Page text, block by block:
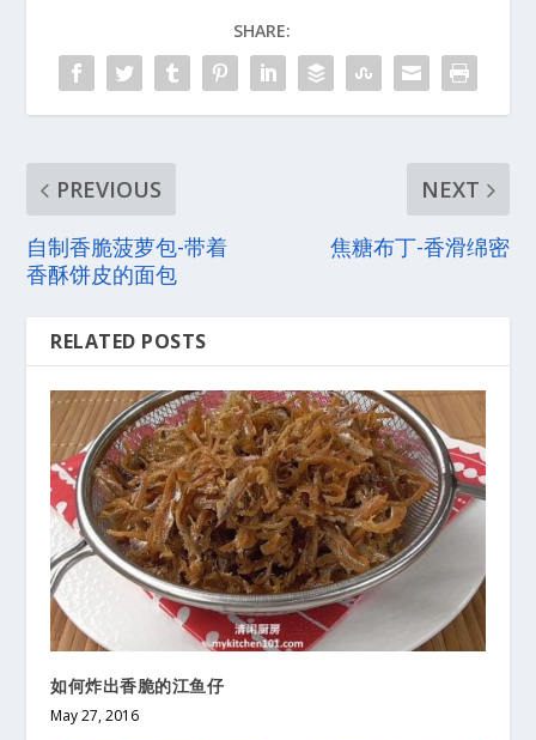
SHARE:
PREVIOUS
自制香脆菠萝包-带着
香酥饼皮的面包
NEXT
焦糖布丁-香滑绵密
RELATED POSTS
如何炸出香脆的江鱼仔
May 27, 2016